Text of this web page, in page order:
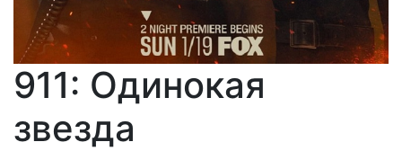
911: Одинокая
звезда